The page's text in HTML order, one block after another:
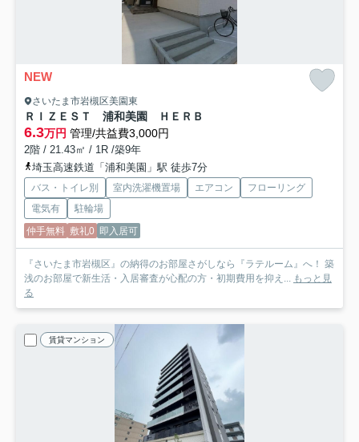
NEW
さいたま市岩槻区美園東
ＲＩＺＥＳＴ 浦和美園 ＨＥＲＢ
6.3万円 管理/共益費3,000円
2階 / 21.43㎡ / 1R /築9年
埼玉高速鉄道「浦和美園」駅 徒歩7分
バス・トイレ別 室内洗濯機置場 エアコン
フローリング
電気有
駐輪場
仲手無料 敷礼0 即入居可
『さいたま市岩槻区』の納得のお部屋さがしなら『ラテルーム』へ！ 築
浅のお部屋で新生活・入居審査が心配の方・初期費用を抑え... もっと見
る
賃貸マンション